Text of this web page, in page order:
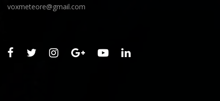
voxmeteore@gmail.com